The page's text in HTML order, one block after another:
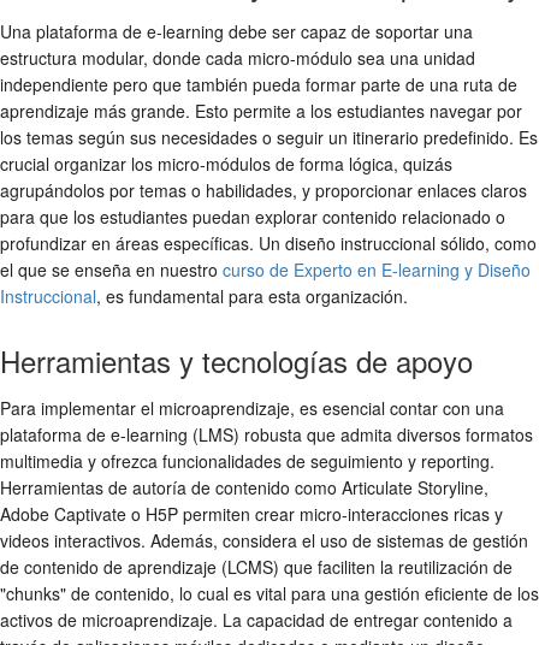
Una plataforma de e-learning debe ser capaz de soportar una
estructura modular, donde cada micro-módulo sea una unidad
independiente pero que también pueda formar parte de una ruta de
aprendizaje más grande. Esto permite a los estudiantes navegar por
los temas según sus necesidades o seguir un itinerario predefinido. Es
crucial organizar los micro-módulos de forma lógica, quizás
agrupándolos por temas o habilidades, y proporcionar enlaces claros
para que los estudiantes puedan explorar contenido relacionado o
profundizar en áreas específicas. Un diseño instruccional sólido, como
el que se enseña en nuestro curso de Experto en E-learning y Diseño
Instruccional, es fundamental para esta organización.
Herramientas y tecnologías de apoyo
Para implementar el microaprendizaje, es esencial contar con una
plataforma de e-learning (LMS) robusta que admita diversos formatos
multimedia y ofrezca funcionalidades de seguimiento y reporting.
Herramientas de autoría de contenido como Articulate Storyline,
Adobe Captivate o H5P permiten crear micro-interacciones ricas y
videos interactivos. Además, considera el uso de sistemas de gestión
de contenido de aprendizaje (LCMS) que faciliten la reutilización de
"chunks" de contenido, lo cual es vital para una gestión eficiente de los
activos de microaprendizaje. La capacidad de entregar contenido a